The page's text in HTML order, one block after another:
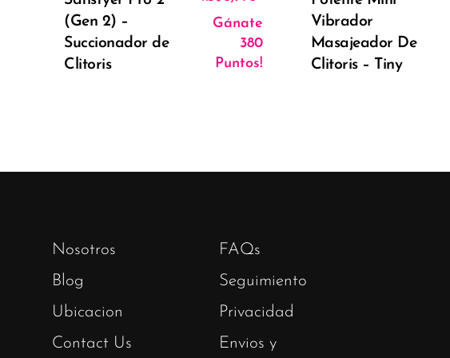
(Gen 2) –
Succionador de
Clitoris
Gánate
380
Puntos!
Vibrador
Masajeador De
Clitoris – Tiny
Nosotros
Blog
Ubicacion
Contact Us
FAQs
Seguimiento
Privacidad
Envios y